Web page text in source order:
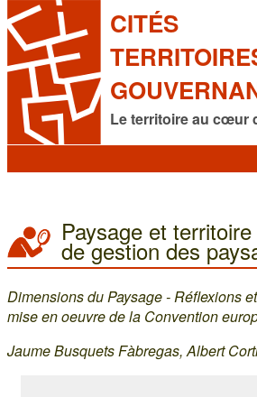
CITÉS
Le territoire au cœur
Paysage et
de gestion des
Dimensions du Paysage - Réflexions
mise en oeuvre de la Convention
Jaume Busquets Fàbregas, Albert